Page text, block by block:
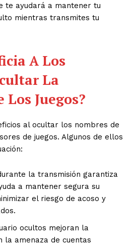
te ayudará a mantener tu
mientras transmites tu
A Los
La
Juegos?
al ocultar los nombres de
de juegos. Algunos de ellos
la transmisión garantiza
a mantener segura su
el riesgo de acoso y
ocultos mejoran la
la amenaza de cuentas